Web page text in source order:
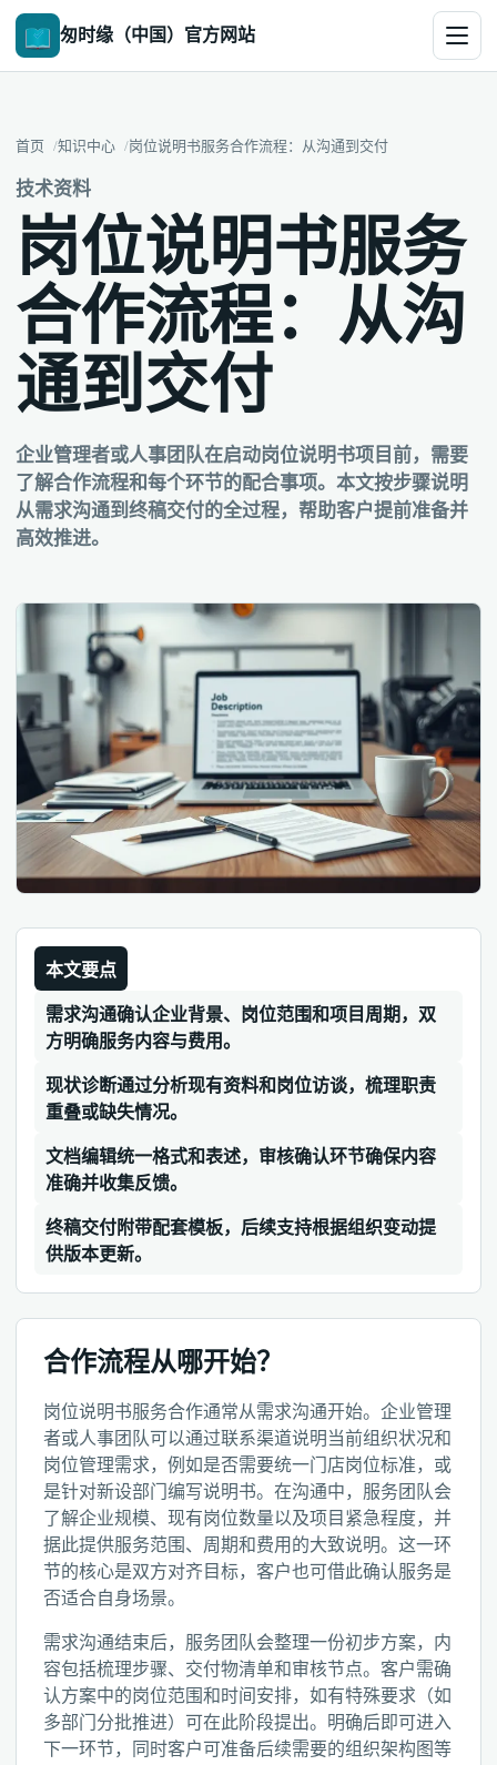
匆时缘（中国）官方网站
首页 知识中心 岗位说明书服务合作流程：从沟通到交付
技术资料
岗位说明书服务
合作流程：从沟
通到交付
企业管理者或人事团队在启动岗位说明书项目前，需要
了解合作流程和每个环节的配合事项。本文按步骤说明
从需求沟通到终稿交付的全过程，帮助客户提前准备并
高效推进。
本文要点
需求沟通确认企业背景、岗位范围和项目周期，双
方明确服务内容与费用。
现状诊断通过分析现有资料和岗位访谈，梳理职责
重叠或缺失情况。
文档编辑统一格式和表述，审核确认环节确保内容
准确并收集反馈。
终稿交付附带配套模板，后续支持根据组织变动提
供版本更新。
合作流程从哪开始？
岗位说明书服务合作通常从需求沟通开始。企业管理
者或人事团队可以通过联系渠道说明当前组织状况和
岗位管理需求，例如是否需要统一门店岗位标准，或
是针对新设部门编写说明书。在沟通中，服务团队会
了解企业规模、现有岗位数量以及项目紧急程度，并
据此提供服务范围、周期和费用的大致说明。这一环
节的核心是双方对齐目标，客户也可借此确认服务是
否适合自身场景。
需求沟通结束后，服务团队会整理一份初步方案，内
容包括梳理步骤、交付物清单和审核节点。客户需确
认方案中的岗位范围和时间安排，如有特殊要求（如
多部门分批推进）可在此阶段提出。明确后即可进入
下一环节，同时客户可准备后续需要的组织架构图等